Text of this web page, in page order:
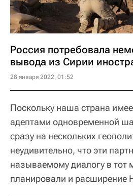
Россия потребовала
вывода из Сирии
28 января 2022, 01:52
Поскольку наша страна
адептами одновременной
сразу на нескольких
неудивительно, что эти
называемому диалогу в тот
планировали и расширение